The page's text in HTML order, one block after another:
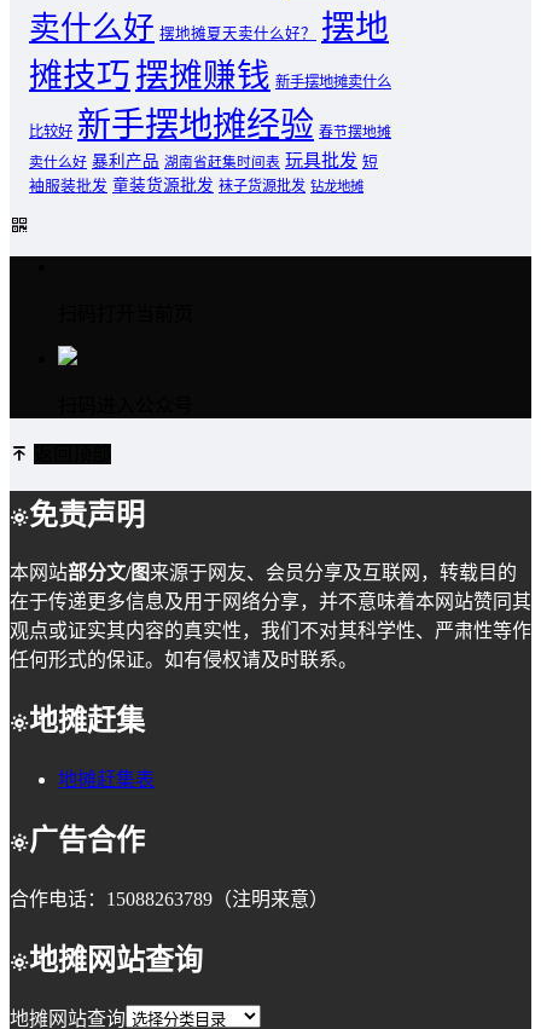
卖什么好 摆地摊夏天卖什么好？
摆地
摊技巧摆摊赚钱 新手摆地摊卖什么
比较好 新手摆地摊经验 春节摆地摊
卖什么好 暴利产品 湖南省赶集时间表 玩具批发 短
袖服装批发 童装货源批发 袜子货源批发 钻龙地摊
免责声明
本网站部分文/图来源于网友、会员分享及互联网，转载目的
在于传递更多信息及用于网络分享，并不意味着本网站赞同其
观点或证实其内容的真实性，我们不对其科学性、严肃性等作
任何形式的保证。如有侵权请及时联系。
地摊赶集
地摊赶集表
广告合作
合作电话：15088263789（注明来意）
地摊网站查询
地摊网站查询